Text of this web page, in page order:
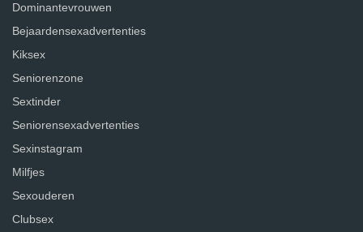
Dominantevrouwen
Bejaardensexadvertenties
Kiksex
Seniorenzone
Sextinder
Seniorensexadvertenties
Sexinstagram
Milfjes
Sexouderen
Clubsex